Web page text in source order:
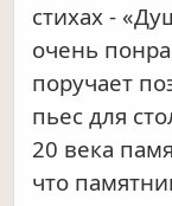
стихах -
очень
поручает
пьес для
20 века
что